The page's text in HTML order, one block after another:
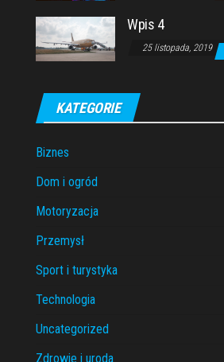
Wpis 4
25 listopada, 2019
KATEGORIE
Biznes
Dom i ogród
Motoryzacja
Przemysł
Sport i turystyka
Technologia
Uncategorized
Zdrowie i uroda